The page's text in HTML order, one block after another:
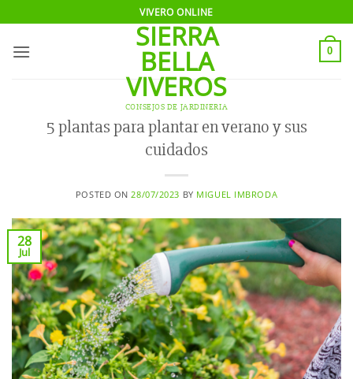
al
contenido
VIVERO ONLINE
SIERRA
BELLA
VIVEROS
0
CONSEJOS DE JARDINERIA
5 plantas para plantar en verano y sus
cuidados
POSTED ON 28/07/2023 BY MIGUEL IMBRODA
28
Jul